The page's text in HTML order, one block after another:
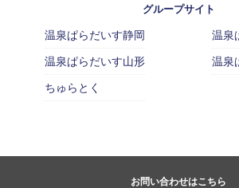
グループサイト
温泉ぱらだいす静岡
温泉ぱらだいす山形
ちゅらとく
温泉
温泉
お問い合わせはこちら